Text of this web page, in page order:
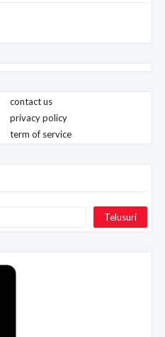
contact us
privacy policy
term of service